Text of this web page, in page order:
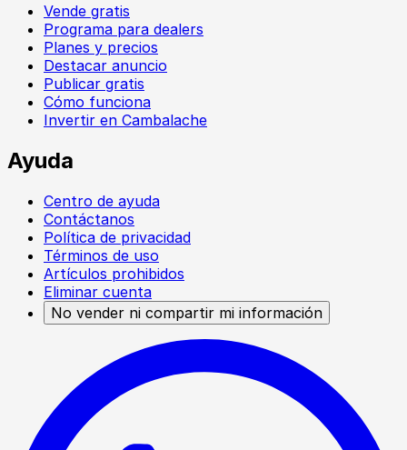
Vende gratis
Programa para dealers
Planes y precios
Destacar anuncio
Publicar gratis
Cómo funciona
Invertir en Cambalache
Ayuda
Centro de ayuda
Contáctanos
Política de privacidad
Términos de uso
Artículos prohibidos
Eliminar cuenta
No vender ni compartir mi información